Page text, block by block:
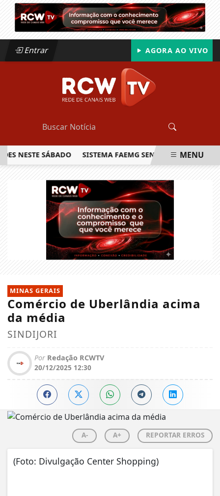
Entrar AGORA AO VIVO
SÁBADO SISTEMA FAEMG SENAR LANÇA O PRIMEIRO
MENU
MINAS GERAIS
Comércio de Uberlândia acima
da média
SINDIJORI
Por Redação RCWTV
20/12/2025 12:30
A- A+ REPORTAR ERROS
(Foto: Divulgação Center Shopping)